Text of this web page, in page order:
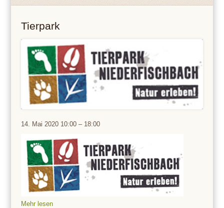
Tierpark
Tierpark
14. Mai 2020 10:00 – 18:00
Mehr lesen